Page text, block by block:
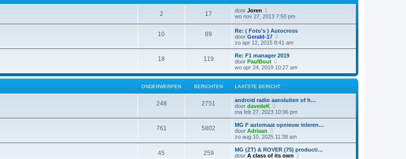
e
i
c
h
t
s
e
b
e
i
c
a
t
s
t
e
b
e
r
c
h
t
2 17 door Joren
e
j
k
l
a
a
t
s
t
e
b
e
r
i
c
h
t
wo nov 27, 2013 7:50 pm
10 89
Re: ( Foto's ) Autocross
door Gerald-17
e
k
i
k
a
a
s
t
b
e
r
c
h
t
zo apr 12, 2015 8:41 am
18 119
Re: F1 manager 2019
door PaulBout
e
k
i
j
a
t
s
t
b
e
r
i
wo apr 24, 2019 10:27 am
ONDERWERPEN BERICHTEN LAATSTE BERICHT
248 2751
android radio aansluiten of h…
door davedeK
e
k
i
k
a
a
ma feb 27, 2023 10:06 pm
761 5802
MG F automaat opnieuw inleren…
door Adriaan
e
k
i
j
zo aug 10, 2025 11:38 am
45 259
MG (ZT) & ROVER (75) producti…
door A class of its own